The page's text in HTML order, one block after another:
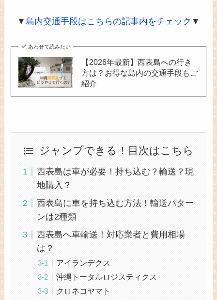
▼ 島内交通手段はこちらの記事内をチェック ▼
あわせて読みたい
【2026年最新】西表島への行き
方は？お得な島内の交通手段もご
紹介
ジャンプできる！目次はこちら
西表島は車が必要！持ち込む？輸送？現
地購入？
西表島に車を持ち込む方法！輸送パター
ンは2種類
西表島へ車輸送！対応業者と費用相場
は？
アイランデクス
沖縄トータルロジスティクス
クロネコヤマト